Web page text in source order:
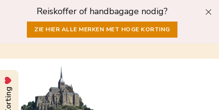
Reiskoffer of handbagage nodig?
ZIE HIER ALLE MERKEN MET HOGE KORTING